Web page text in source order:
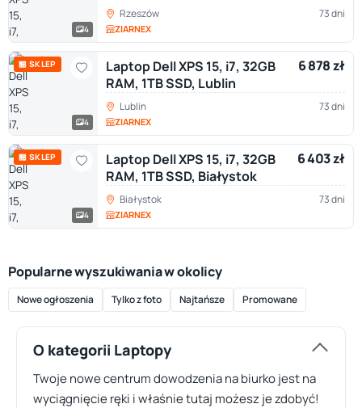
4
Rzeszów 73 dni
ZIARNEX
🏪 SKLEP
4
Laptop Dell XPS 15, i7, 32GB
RAM, 1TB SSD, Lublin
6 878 zł
Lublin 73 dni
ZIARNEX
🏪 SKLEP
4
Laptop Dell XPS 15, i7, 32GB
RAM, 1TB SSD, Białystok
6 403 zł
Białystok 73 dni
ZIARNEX
Popularne wyszukiwania w okolicy
Nowe ogłoszenia Tylko z foto Najtańsze Promowane
O kategorii Laptopy
Twoje nowe centrum dowodzenia na biurko jest na
wyciągnięcie ręki i właśnie tutaj możesz je zdobyć!